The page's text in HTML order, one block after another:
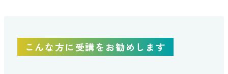
こんな方に受講をお勧めします